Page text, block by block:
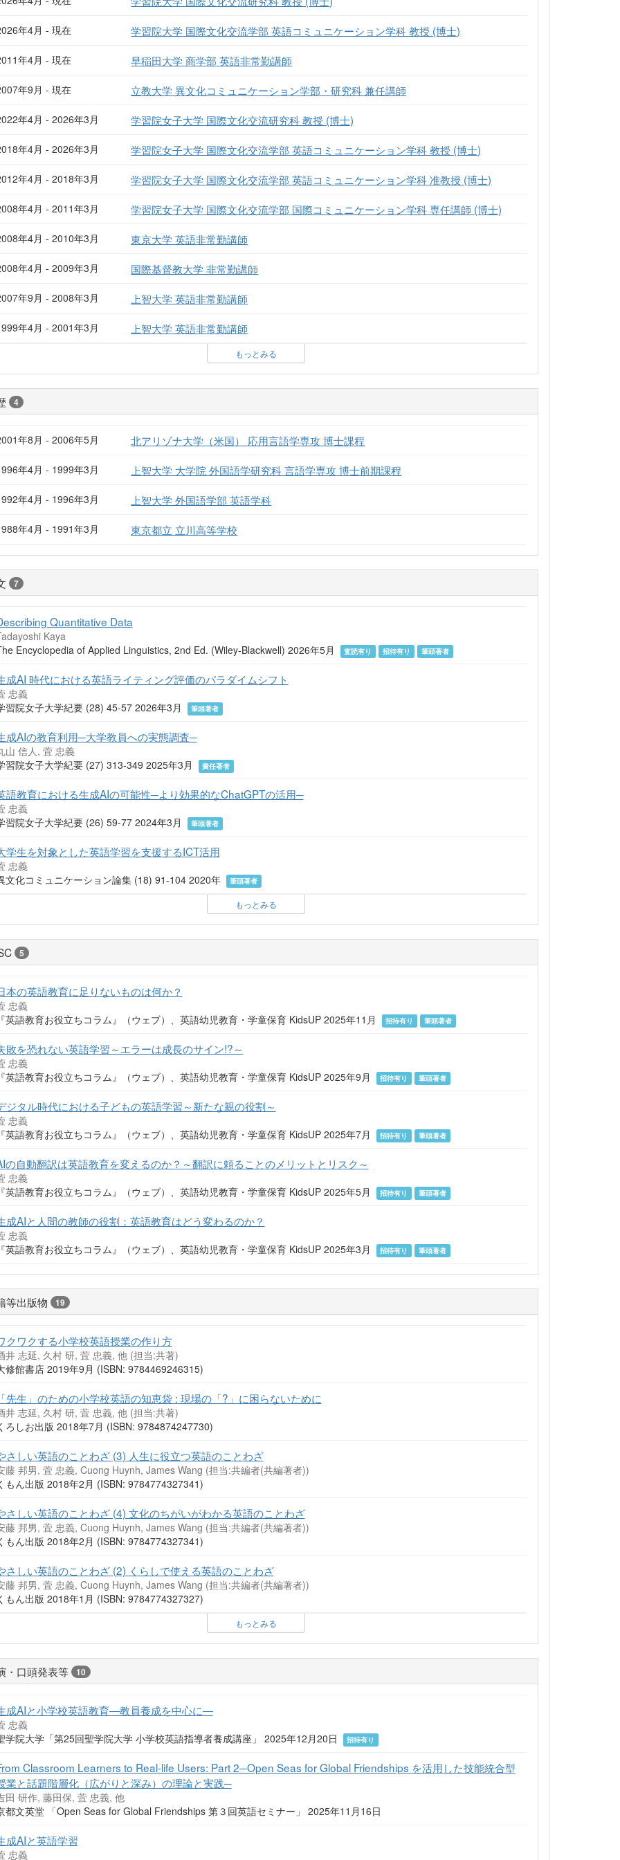
年4月 - 現在 学習院大学 国際文化交流学部 英語コミュニケーション学科 教授 (博士)
年4月 - 現在 早稲田大学 商学部 英語非常勤講師
年9月 - 現在 立教大学 異文化コミュニケーション学部・研究科 兼任講師
年4月 - 2026年3月 学習院女子大学 国際文化交流研究科 教授 (博士)
年4月 - 2026年3月 学習院女子大学 国際文化交流学部 英語コミュニケーション学科 教授 (博士)
年4月 - 2018年3月 学習院女子大学 国際文化交流学部 英語コミュニケーション学科 准教授 (博士)
年4月 - 2011年3月 学習院女子大学 国際文化交流学部 国際コミュニケーション学科 専任講師 (博士)
年4月 - 2010年3月 東京大学 英語非常勤講師
年4月 - 2009年3月 国際基督教大学 非常勤講師
年9月 - 2008年3月 上智大学 英語非常勤講師
年4月 - 2001年3月 上智大学 英語非常勤講師
もっとみる
4
年8月 - 2006年5月 北アリゾナ大学（米国） 応用言語学専攻 博士課程
年4月 - 1999年3月 上智大学 大学院 外国語学研究科 言語学専攻 博士前期課程
年4月 - 1996年3月 上智大学 外国語学部 英語学科
年4月 - 1991年3月 東京都立 立川高等学校
7
Quantitative Data
Kaya
Encyclopedia of Applied Linguistics, 2nd Ed. (Wiley-Blackwell) 2026年5月
査読有り 招待有り 筆頭著者
成AI 時代における英語ライティング評価のパラダイムシフト
忠義
習院女子大学紀要 (28) 45-57 2026年3月
筆頭著者
成AIの教育利用─大学教員への実態調査─
山 信人, 萓 忠義
習院女子大学紀要 (27) 313-349 2025年3月
責任著者
語教育における生成AIの可能性─より効果的なChatGPTの活用─
忠義
習院女子大学紀要 (26) 59-77 2024年3月
筆頭著者
学生を対象とした英語学習を支援するICT活用
忠義
文化コミュニケーション論集 (18) 91-104 2020年
筆頭著者
もっとみる
5
本の英語教育に足りないものは何か？
忠義
英語教育お役立ちコラム』（ウェブ）、英語幼児教育・学童保育 KidsUP 2025年11月
招待有り 筆頭著者
敗を恐れない英語学習～エラーは成長のサイン!?～
忠義
英語教育お役立ちコラム』（ウェブ）、英語幼児教育・学童保育 KidsUP 2025年9月
招待有り 筆頭著者
ジタル時代における子どもの英語学習～新たな親の役割～
忠義
英語教育お役立ちコラム』（ウェブ）、英語幼児教育・学童保育 KidsUP 2025年7月
招待有り 筆頭著者
の自動翻訳は英語教育を変えるのか？～翻訳に頼ることのメリットとリスク～
忠義
英語教育お役立ちコラム』（ウェブ）、英語幼児教育・学童保育 KidsUP 2025年5月
招待有り 筆頭著者
成AIと人間の教師の役割：英語教育はどう変わるのか？
忠義
英語教育お役立ちコラム』（ウェブ）、英語幼児教育・学童保育 KidsUP 2025年3月
招待有り 筆頭著者
等出版物 19
クワクする小学校英語授業の作り方
井 志延, 久村 研, 萓 忠義, 他 (担当:共著)
修館書店 2019年9月 (ISBN: 9784469246315)
先生」のための小学校英語の知恵袋 : 現場の「?」に困らないために
井 志延, 久村 研, 萓 忠義, 他 (担当:共著)
ろしお出版 2018年7月 (ISBN: 9784874247730)
さしい英語のことわざ (3) 人生に役立つ英語のことわざ
藤 邦男, 萓 忠義, Cuong Huynh, James Wang (担当:共編者(共編著者))
もん出版 2018年2月 (ISBN: 9784774327341)
さしい英語のことわざ (4) 文化のちがいがわかる英語のことわざ
藤 邦男, 萓 忠義, Cuong Huynh, James Wang (担当:共編者(共編著者))
もん出版 2018年2月 (ISBN: 9784774327341)
さしい英語のことわざ (2) くらしで使える英語のことわざ
藤 邦男, 萓 忠義, Cuong Huynh, James Wang (担当:共編者(共編著者))
もん出版 2018年1月 (ISBN: 9784774327327)
もっとみる
・口頭発表等 10
成AIと小学校英語教育―教員養成を中心に―
忠義
学院大学「第25回聖学院大学 小学校英語指導者養成講座」 2025年12月20日
招待有り
Classroom Learners to Real-life Users: Part 2─Open Seas for Global Friendships を活用した技能統合型
業と話題階層化（広がりと深み）の理論と実践─
田 研作, 藤田保, 萓 忠義, 他
都文英堂 「Open Seas for Global Friendships 第３回英語セミナー」 2025年11月16日
成AIと英語学習
忠義